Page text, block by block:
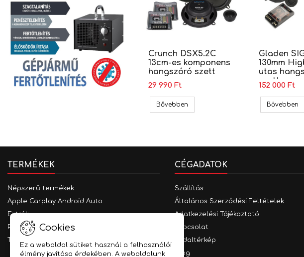
Crunch DSX5.2C
13cm-es komponens
hangszóró szett
29 990 Ft
BővebbenCrunch DSX5.2C 13cm-es
Gladen
130mm
utas
szett
152 000 Ft
Bővebben
TERMÉKEK
Népszerű termékek
Apple Carplay Android Auto
Extrák
Parkolást segítő rendszerek
Traffipax védelem
CÉGADATOK
Szállítás
Általános Szerződési Feltételek
Adatkezelési Tájékoztató
Kapcsolat
Oldaltérkép
Blog
Cookies
Ez a weboldal sütiket használ a felhasználói
élmény javítása érdekében. A weboldalunk